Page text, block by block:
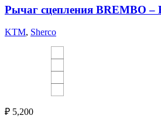
Рычаг сцепления BREMBO –
KTM, Sherco
₽ 5,200